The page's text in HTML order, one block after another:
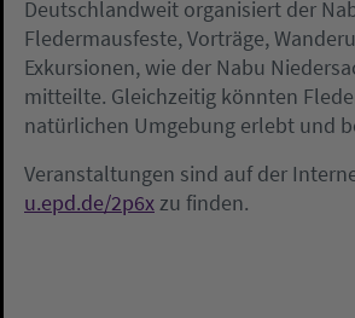
Deutschlandweit organisiert der
Fledermausfeste, Vorträge,
Exkursionen, wie der Nabu
mitteilte. Gleichzeitig könnten
natürlichen Umgebung erlebt und
Veranstaltungen sind auf der
u.epd.de/2p6xzu finden.